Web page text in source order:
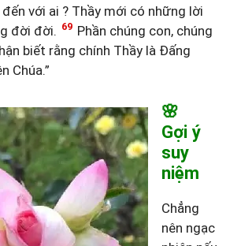
với ai ? Thầy mới có những lời
đời đời. 69 Phần chúng con, chúng
biết rằng chính Thầy là Đấng
Chúa.”
🌸
Gợi ý
suy
niệm
Chẳng
nên ngạc